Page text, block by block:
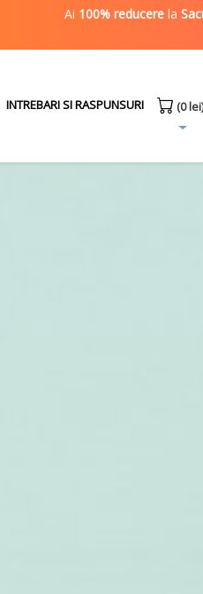
la prima comandă cu codul
INTREBARI SI RASPUNSURI (0